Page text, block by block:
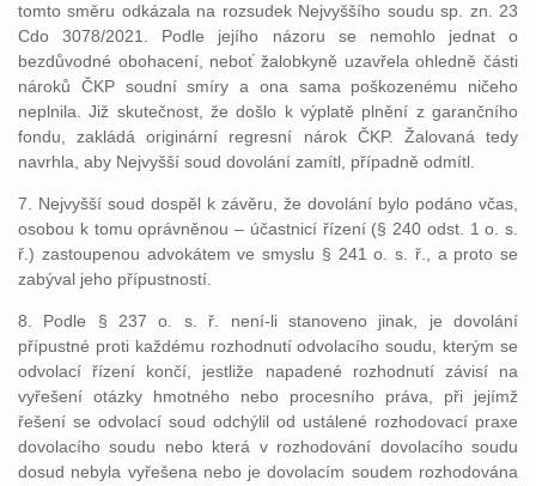
tomto směru odkázala na rozsudek Nejvyššího soudu sp. zn. 23
Cdo 3078/2021. Podle jejího názoru se nemohlo jednat o
bezdůvodné obohacení, neboť žalobkyně uzavřela ohledně části
nároků ČKP soudní smíry a ona sama poškozenému ničeho
neplnila. Již skutečnost, že došlo k výplatě plnění z garančního
fondu, zakládá originární regresní nárok ČKP. Žalovaná tedy
navrhla, aby Nejvyšší soud dovolání zamítl, případně odmítl.
7. Nejvyšší soud dospěl k závěru, že dovolání bylo podáno včas,
osobou k tomu oprávněnou – účastnicí řízení (§ 240 odst. 1 o. s.
ř.) zastoupenou advokátem ve smyslu § 241 o. s. ř., a proto se
zabýval jeho přípustností.
8. Podle § 237 o. s. ř. není-li stanoveno jinak, je dovolání
přípustné proti každému rozhodnutí odvolacího soudu, kterým se
odvolací řízení končí, jestliže napadené rozhodnutí závisí na
vyřešení otázky hmotného nebo procesního práva, při jejímž
řešení se odvolací soud odchýlil od ustálené rozhodovací praxe
dovolacího soudu nebo která v rozhodování dovolacího soudu
dosud nebyla vyřešena nebo je dovolacím soudem rozhodována